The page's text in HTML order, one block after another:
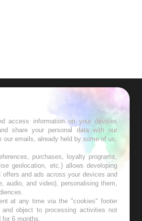
access information on your devices
share your personal data with our
our emails, already held by some of us,
purchases, loyalty programs,
geolocation, etc.) allows developing
and ads across your devices and
audio, and video), personalising them,
at any time via the "cookies" footer
object to processing activities not
for 6 months.